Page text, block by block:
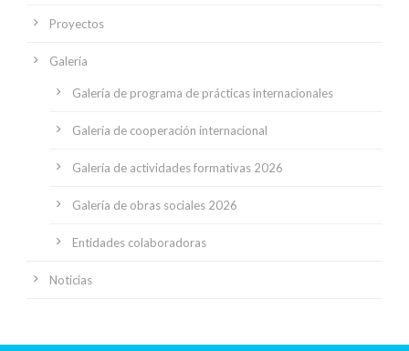
Proyectos
Galería
Galería de programa de prácticas internacionales
Galería de cooperación internacional
Galería de actividades formativas 2026
Galería de obras sociales 2026
Entidades colaboradoras
Noticias